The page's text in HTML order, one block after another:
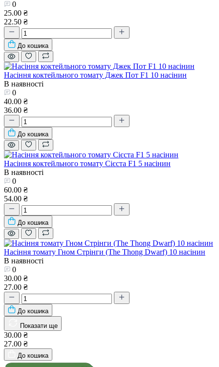
0
25.00 ₴
22.50 ₴
До кошика
Насіння коктейльного томату Джек Пот F1 10 насінин
В наявності
0
40.00 ₴
36.00 ₴
До кошика
Насіння коктейльного томату Сієста F1 5 насінин
В наявності
0
60.00 ₴
54.00 ₴
До кошика
Насіння томату Гном Стрінги (The Thong Dwarf) 10 насінин
В наявності
0
30.00 ₴
27.00 ₴
До кошика
Показати ще
30.00 ₴
27.00 ₴
До кошика